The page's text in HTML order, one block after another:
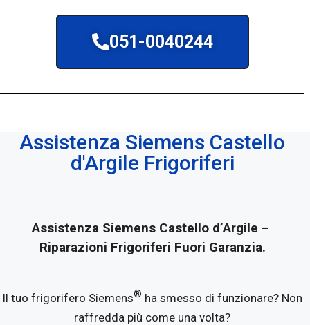
051-0040244
Assistenza Siemens Castello
d'Argile Frigoriferi
Assistenza Siemens Castello d’Argile –
Riparazioni Frigoriferi Fuori Garanzia.
Il tuo frigorifero Siemens® ha smesso di funzionare? Non
raffredda più come una volta?